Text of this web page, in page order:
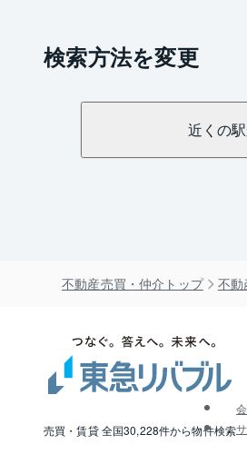
検索方法を変更
近くの
不動産売買・仲介トップ 不動
売買・賃貸 全国30,228件から物件検索